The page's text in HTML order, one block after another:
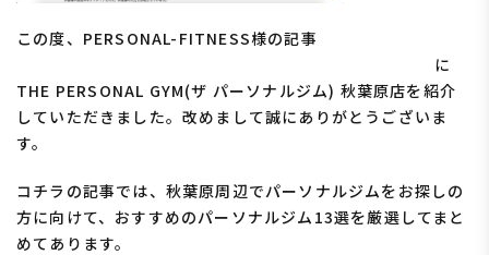
この度、PERSONAL-FITNESS様の記事
に
THE PERSONAL GYM(ザ パーソナルジム) 秋葉原店を紹介
していただきました。改めまして誠にありがとうございま
す。
コチラの記事では、秋葉原周辺でパーソナルジムをお探しの
方に向けて、おすすめのパーソナルジム13選を厳選してまと
めてあります。